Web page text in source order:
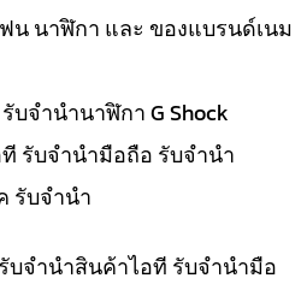
น นาฬิกา และ ของแบรนด์เนม
จำนำนาฬิกา G Shock
รับจำนำมือถือ รับจำนำ
รับจำนำ
บจำนำสินค้าไอที รับจำนำมือ